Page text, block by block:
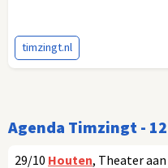
timzingt.nl
Agenda Timzingt -
29/10 Houten, Theater